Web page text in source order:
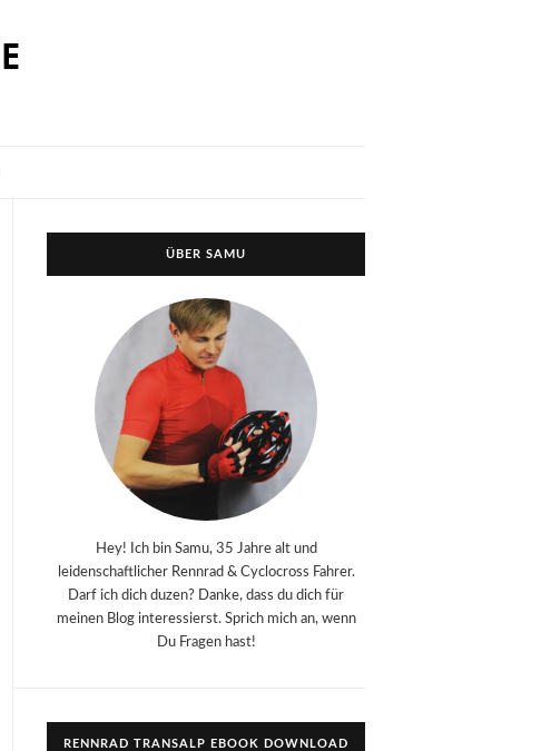
ÜBER SAMU
Hey! Ich bin Samu, 35 Jahre alt und
leidenschaftlicher Rennrad & Cyclocross Fahrer.
Darf ich dich duzen? Danke, dass du dich für
meinen Blog interessierst. Sprich mich an, wenn
Du Fragen hast!
RENNRAD TRANSALP EBOOK DOWNLOAD